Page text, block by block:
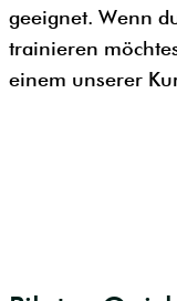
geeignet. Wenn
trainieren
einem unserer